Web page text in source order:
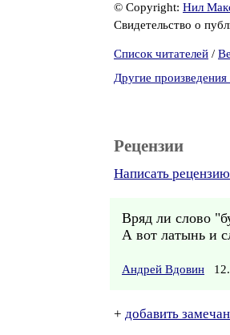
© Copyright: Нил
Свидетельство о
Список читателей /
Другие
Рецензии
Написать рецензию
Вряд ли слово
А вот латынь и
Андрей Вдовин
+ добавить